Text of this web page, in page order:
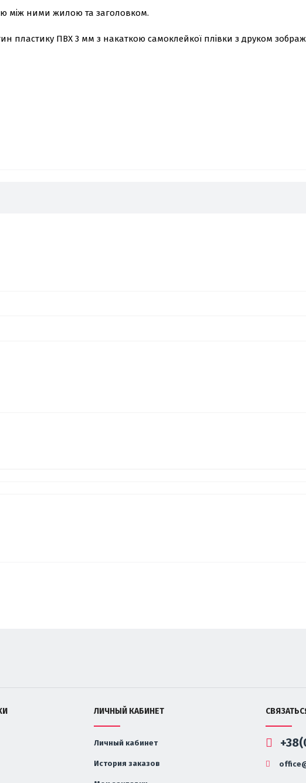
між ними жилою та заголовком.
пластику ПВХ 3 мм з накаткою самоклейкої плівки з друком
ЛИЧНЫЙ КАБИНЕТ
Личный кабинет
История заказов